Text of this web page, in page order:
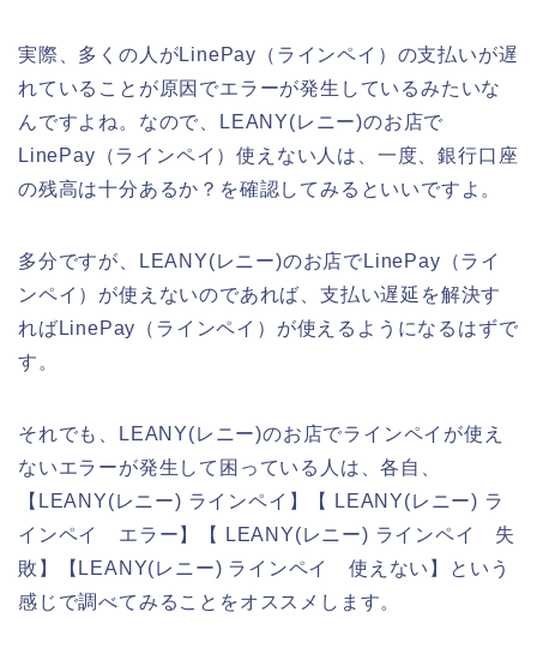
実際、多くの人がLinePay（ラインペイ）の支払いが遅
れていることが原因でエラーが発生しているみたいな
んですよね。なので、LEANY(レニー)のお店で
LinePay（ラインペイ）使えない人は、一度、銀行口座
の残高は十分あるか？を確認してみるといいですよ。
多分ですが、LEANY(レニー)のお店でLinePay（ライ
ンペイ）が使えないのであれば、支払い遅延を解決す
ればLinePay（ラインペイ）が使えるようになるはずで
す。
それでも、LEANY(レニー)のお店でラインペイが使え
ないエラーが発生して困っている人は、各自、
【LEANY(レニー) ラインペイ】【 LEANY(レニー) ラ
インペイ エラー】【 LEANY(レニー) ラインペイ 失
敗】【LEANY(レニー) ラインペイ 使えない】という
感じで調べてみることをオススメします。